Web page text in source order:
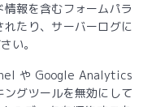
報を含むフォームパラ
たり、サーバーログに
い。
や Google Analytics
グツールを無効にして